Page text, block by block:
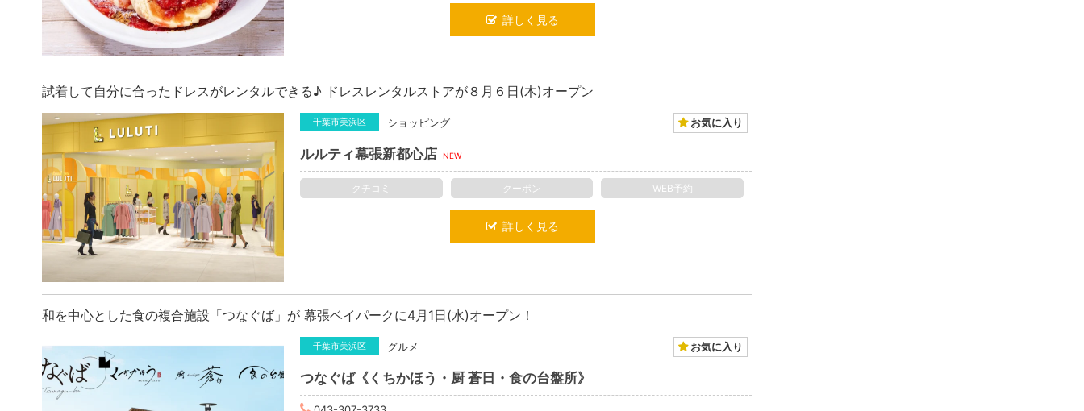
詳しく見る
試着して自分に合ったドレスがレンタルできる♪ ドレスレンタルストアが８月６日(木)オープン
千葉市美浜区 ショッピング お気に入り
ルルティ幕張新都心店 NEW
クチコミ クーポン WEB予約
詳しく見る
和を中心とした食の複合施設「つなぐば」が 幕張ベイパークに4月1日(水)オープン！
千葉市美浜区 グルメ お気に入り
つなぐば《くちかほう・厨 蒼日・食の台盤所》